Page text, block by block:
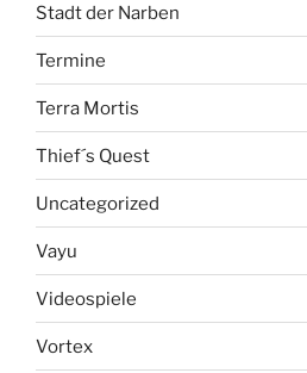
Stadt der Narben
Termine
Terra Mortis
Thief´s Quest
Uncategorized
Vayu
Videospiele
Vortex